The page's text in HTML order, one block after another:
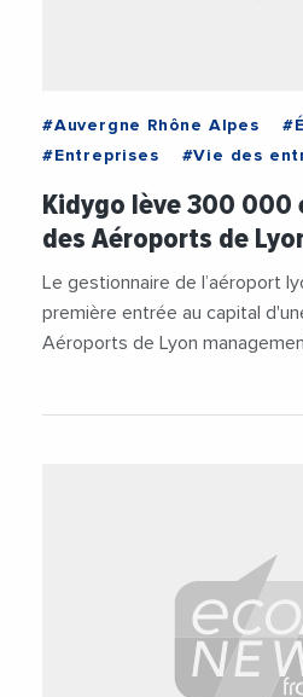
#Auvergne Rhône Alpes
#Entreprises
#Vie des
Kidygo lève 300 000
des Aéroports de
Le gestionnaire de l’aéroport
première entrée au capital
Aéroports de Lyon